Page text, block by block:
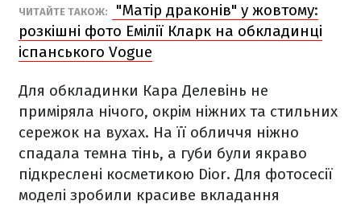
ЧИТАЙТЕ ТАКОЖ:
"Матір драконів" у жовтому:
розкішні фото Емілії Кларк на обкладинці
іспанського Vogue
Для обкладинки Кара Делевінь не
приміряла нічого, окрім ніжних та стильних
сережок на вухах. На її обличчя ніжно
спадала темна тінь, а губи були якраво
підкреслені косметикою Dior. Для фотосесії
моделі зробили красиве вкладання